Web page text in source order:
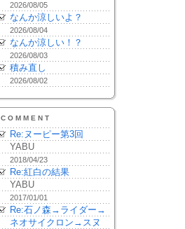
2026/08/05
なんか涼しいよ？
2026/08/04
なんか涼しい！？
2026/08/03
積み直し
2026/08/02
COMMENT
Re:ヌーピー第3回
YABU
2018/04/23
Re:紅白の結果
YABU
2017/01/01
Re:石ノ森→ライダー→
ネオサイクロン→スヌ